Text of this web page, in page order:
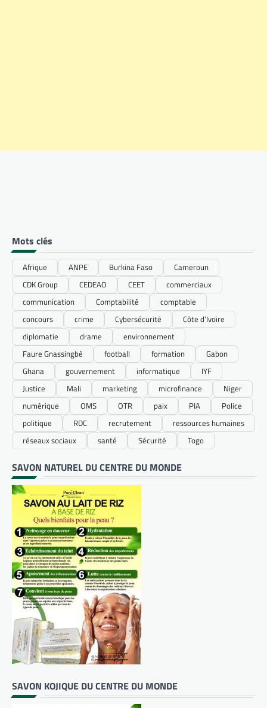
Mots clés
Afrique ANPE Burkina Faso
Cameroun
CDK Group
CEDEAO CEET
commerciaux
communication
Comptabilité
comptable
concours
crime Cybersécurité
Côte d’Ivoire
diplomatie
drame
environnement
Faure Gnassingbé
football formation
Gabon
Ghana
gouvernement informatique
IYF
Justice
Mali marketing microfinance
Niger
numérique
OMS OTR paix PIA
Police
politique
RDC recrutement
ressources humaines
réseaux sociaux
santé Sécurité Togo
SAVON NATUREL DU CENTRE DU MONDE
SAVON KOJIQUE DU CENTRE DU MONDE